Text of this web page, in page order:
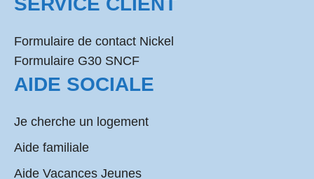
Formulaire de contact Nickel
Formulaire G30 SNCF
AIDE SOCIALE
Je cherche un logement
Aide familiale
Aide Vacances Jeunes